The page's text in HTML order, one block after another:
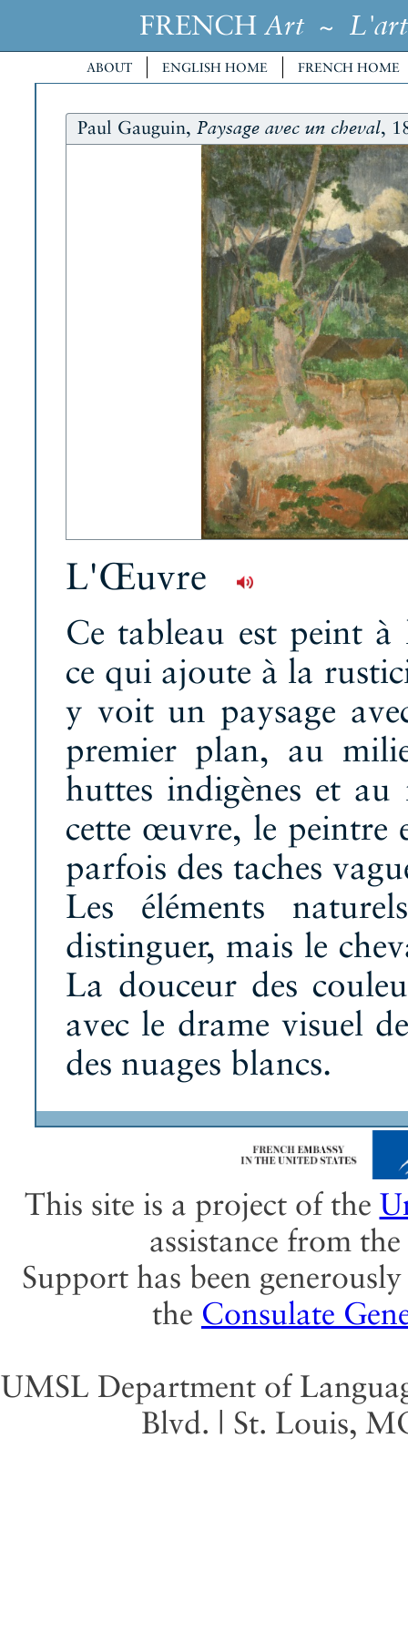
FRENCH Art~ L'art
ABOUT ENGLISH HOME FRENCH HOME
Paul Gauguin, Paysage avec un cheval,
L'Œuvre
Ce tableau est peint à
ce qui ajoute à la
y voit un paysage
premier plan, au
huttes indigènes et
cette œuvre, le peintre
parfois des taches
Les éléments
distinguer, mais le
La douceur des
avec le drame visuel
des nuages blancs.
This site is a project of the
assistance from the
Support has been
the Consulate
UMSL Department of
Blvd. | St. Louis,